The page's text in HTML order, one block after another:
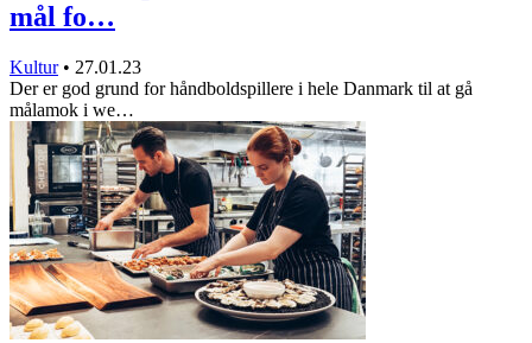
mål fo…
Kultur • 27.01.23
Der er god grund for håndboldspillere i hele Danmark til at gå
målamok i we…